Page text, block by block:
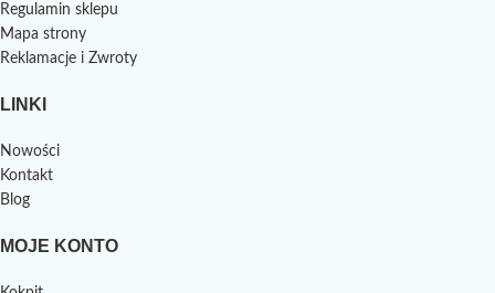
Regulamin sklepu
Mapa strony
Reklamacje i Zwroty
LINKI
Nowości
Kontakt
Blog
MOJE KONTO